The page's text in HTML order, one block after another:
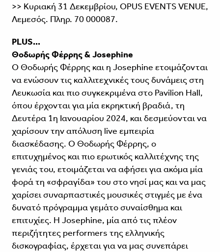
>> Κυριακή 31 Δεκεμβρίου, OPUS EVENTS VENUE,
Λεμεσός. Πληρ. 70 000087.
PLUS...
Θοδωρής Φέρρης & Josephine
Ο Θοδωρής Φέρρης και η Josephine ετοιμάζονται
να ενώσουν τις καλλιτεχνικές τους δυνάμεις στη
Λευκωσία και πιο συγκεκριμένα στο Pavilion Hall,
όπου έρχονται για μία εκρηκτική βραδιά, τη
Δευτέρα 1η Ιανουαρίου 2024, και δεσμεύονται να
χαρίσουν την απόλυση live εμπειρία
διασκέδασης. Ο Θοδωρής Φέρρης, ο
επιτυχημένος και πιο ερωτικός καλλιτέχνης της
γενιάς του, ετοιμάζεται να αφήσει για ακόμα μία
φορά τη «σφραγίδα» του στο νησί μας και να μας
χαρίσει συναρπαστικές μουσικές στιγμές με ένα
δυνατό πρόγραμμα γεμάτο συναίσθημα και
επιτυχίες. Η Josephine, μία από τις πλέον
περιζήτητες performers της ελληνικής
δισκογραφίας, έρχεται για να μας συνεπάρει